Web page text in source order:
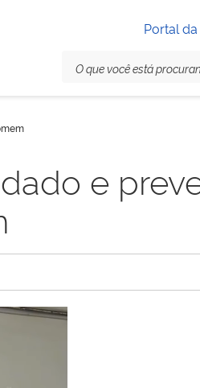
Portal
e